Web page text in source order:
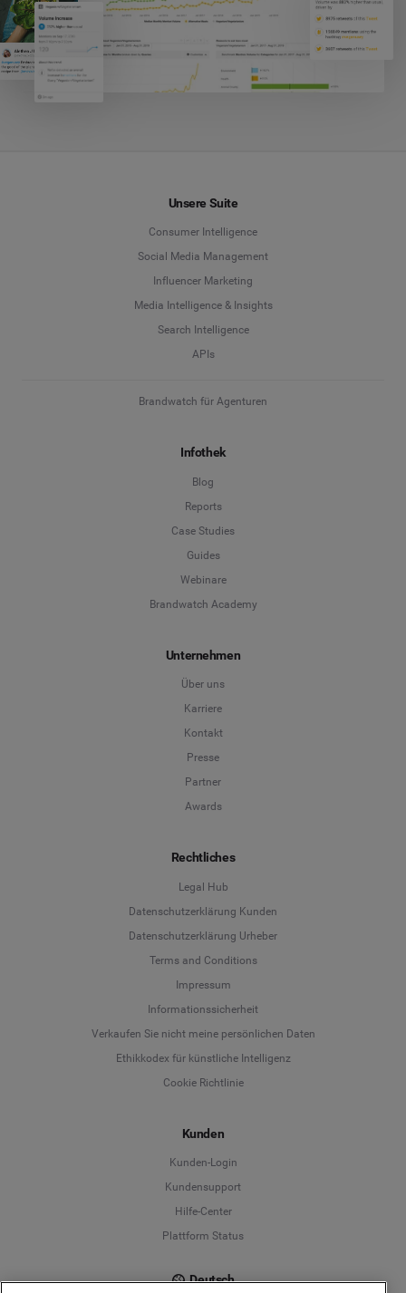
Unsere Suite
Consumer Intelligence
Social Media Management
Influencer Marketing
Media Intelligence & Insights
Search Intelligence
APIs
Brandwatch für Agenturen
Infothek
Blog
Reports
Case Studies
Guides
Webinare
Brandwatch Academy
Unternehmen
Über uns
Karriere
Kontakt
Presse
Partner
Awards
Rechtliches
Legal Hub
Datenschutzerklärung Kunden
Datenschutzerklärung Urheber
Terms and Conditions
Impressum
Informationssicherheit
Verkaufen Sie nicht meine persönlichen Daten
Ethikkodex für künstliche Intelligenz
Cookie Richtlinie
Kunden
Kunden-Login
Kundensupport
Hilfe-Center
Plattform Status
Deutsch
Deutsch
English